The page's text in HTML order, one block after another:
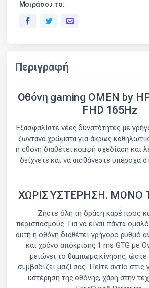
Μοιράσου το:
Περιγραφή
Οθόνη gaming OMEN by
FHD 165Hz
Εξασφαλίστε νέες δυνατότητες με
ζωντανά χρώματα για άκρως
η οθόνη διαθέτει κομψή σχεδίαση και
δείχνετε και να αισθάνεστε υπέροχα
ΧΩΡΙΣ ΥΣΤΕΡΗΣΗ. ΜΟΝΟ
Ζήστε όλη τη δράση καρέ προς
περισπασμούς. Για να είναι πάντα
αυτή η οθόνη διαθέτει γρήγορο ρυθμό
και χρόνο απόκρισης 1 ms GTG με
μειώνει το θάμπωμα κίνησης, ώστε
συμβαδίζει μαζί σας. Πείτε αντίο στις
υστέρηση της οθόνης, χάρη στην